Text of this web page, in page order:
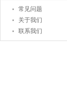
常见问题
关于我们
联系我们